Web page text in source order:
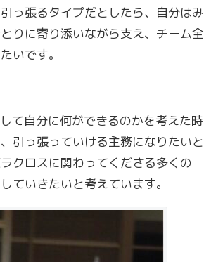
っ張るタイプだとしたら、自分はみ
りに寄り添いながら支え、チーム全
いです。
て自分に何ができるのかを考えた時
引っ張っていける主務になりたいと
クロスに関わってくださる多くの
ていきたいと考えています。